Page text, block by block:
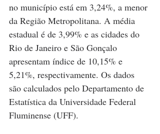
no município está em 3,24%, a menor
da Região Metropolitana. A média
estadual é de 3,99% e as cidades do
Rio de Janeiro e São Gonçalo
apresentam índice de 10,15% e
5,21%, respectivamente. Os dados
são calculados pelo Departamento de
Estatística da Universidade Federal
Fluminense (UFF).